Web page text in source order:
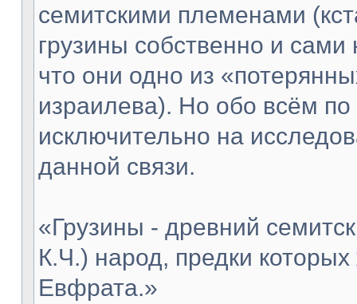
семитскими племенами
грузины собственно и сами
что они одно из
израилева). Но обо всём по
исключительно на
данной связи.
«Грузины - древний
К.Ч.) народ, предки
Евфрата.»